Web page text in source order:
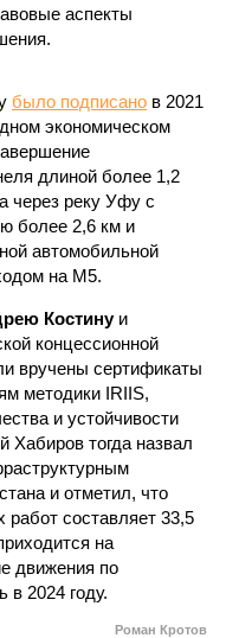
аспекты
было подписано в 2021
экономическом
длиной более 1,2
через реку Уфу с
более 2,6 км и
автомобильной
на М5.
Костинуи
концессионной
вручены сертификаты
методики IRIIS,
и устойчивости
Хабиров тогда назвал
и отметил, что
работ составляет 33,5
на
движения по
в 2024 году.
Роман Кротов